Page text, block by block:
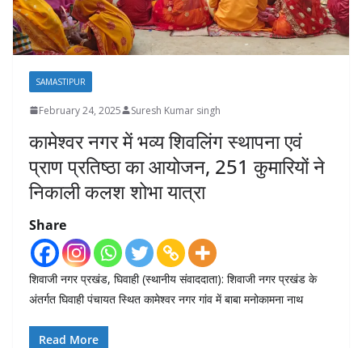
SAMASTIPUR
February 24, 2025 Suresh Kumar singh
कामेश्वर नगर में भव्य शिवलिंग स्थापना एवं
प्राण प्रतिष्ठा का आयोजन, 251 कुमारियों ने
निकाली कलश शोभा यात्रा
Share
शिवाजी नगर प्रखंड, घिवाही (स्थानीय संवाददाता): शिवाजी नगर प्रखंड के
अंतर्गत घिवाही पंचायत स्थित कामेश्वर नगर गांव में बाबा मनोकामना नाथ
Read More